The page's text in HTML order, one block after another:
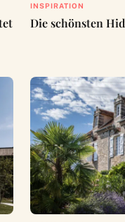
INSPIRATION
Die schönsten